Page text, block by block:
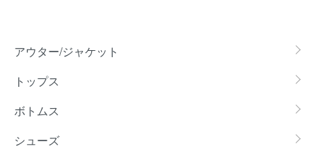
カテゴリー一覧
アウター/ジャケット
トップス
ボトムス
シューズ